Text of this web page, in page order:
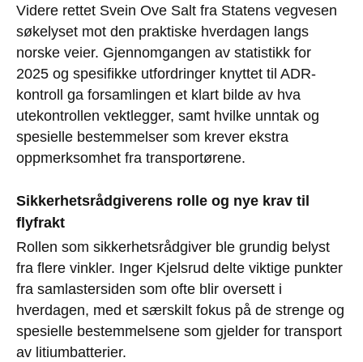
Videre rettet Svein Ove Salt fra Statens vegvesen
søkelyset mot den praktiske hverdagen langs
norske veier. Gjennomgangen av statistikk for
2025 og spesifikke utfordringer knyttet til ADR-
kontroll ga forsamlingen et klart bilde av hva
utekontrollen vektlegger, samt hvilke unntak og
spesielle bestemmelser som krever ekstra
oppmerksomhet fra transportørene.
Sikkerhetsrådgiverens rolle og nye krav til
flyfrakt
Rollen som sikkerhetsrådgiver ble grundig belyst
fra flere vinkler. Inger Kjelsrud delte viktige punkter
fra samlastersiden som ofte blir oversett i
hverdagen, med et særskilt fokus på de strenge og
spesielle bestemmelsene som gjelder for transport
av litiumbatterier.